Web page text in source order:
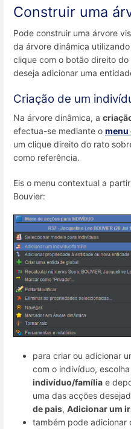
Construir uma
Pode construir uma árvore
da árvore dinâmica
clique com o botão direito
deseja adicionar uma
Criação de um
Na árvore dinâmica, a
efectua-se mediante o menu
um clique direito do rato
como referência.
Eis o menu contextual a
Bouvier:
para criar ou adicionar
com o indivíduo,
indivíduo/família e
uma das acções
de pais, Adicionar um
também pode adicionar